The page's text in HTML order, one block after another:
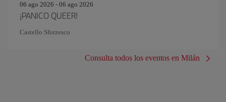
06 ago 2026 - 06 ago 2026
¡PANICO QUEER!
Castello Sforzesco
Consulta todos los eventos en Milán